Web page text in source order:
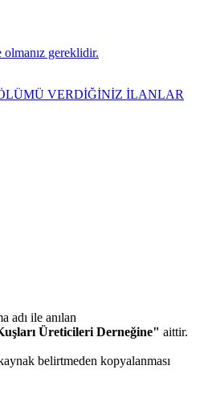
gereklidir.
VERDİĞİNİZ İLANLAR
adı ile anılan
Üreticileri Derneğine" aittir.
belirtmeden kopyalanması